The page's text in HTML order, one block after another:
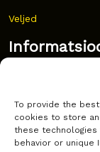
To provide the
cookies to store
these
behavior or unique
Veljed
Korduma
Kust osta?